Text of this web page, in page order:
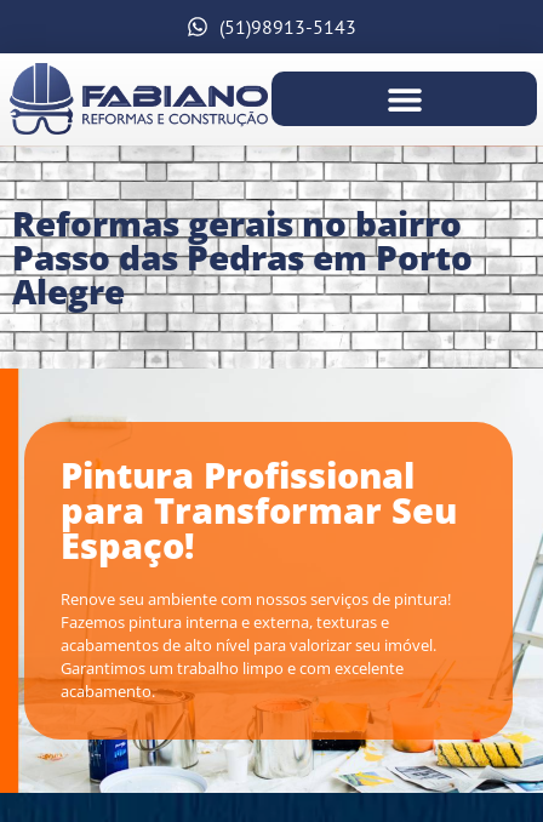
(51)98913-5143
Reformas gerais no bairro
Passo das Pedras em Porto
Alegre
Pintura Profissional
para Transformar Seu
Espaço!
Renove seu ambiente com nossos serviços de pintura!
Fazemos pintura interna e externa, texturas e
acabamentos de alto nível para valorizar seu imóvel.
Garantimos um trabalho limpo e com excelente
acabamento.